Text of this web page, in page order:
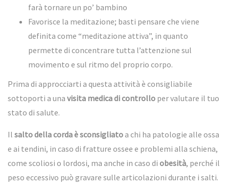
farà tornare un po’ bambino
Favorisce la meditazione; basti pensare che viene
definita come “meditazione attiva”, in quanto
permette di concentrare tutta l’attenzione sul
movimento e sul ritmo del proprio corpo.
Prima di approcciarti a questa attività è consigliabile
sottoporti a una visita medica di controllo per valutare il tuo
stato di salute.
Il salto della corda è sconsigliatoa chi ha patologie alle ossa
e ai tendini, in caso di fratture ossee e problemi alla schiena,
come scoliosi o lordosi, ma anche in caso di obesità, perché il
peso eccessivo può gravare sulle articolazioni durante i salti.